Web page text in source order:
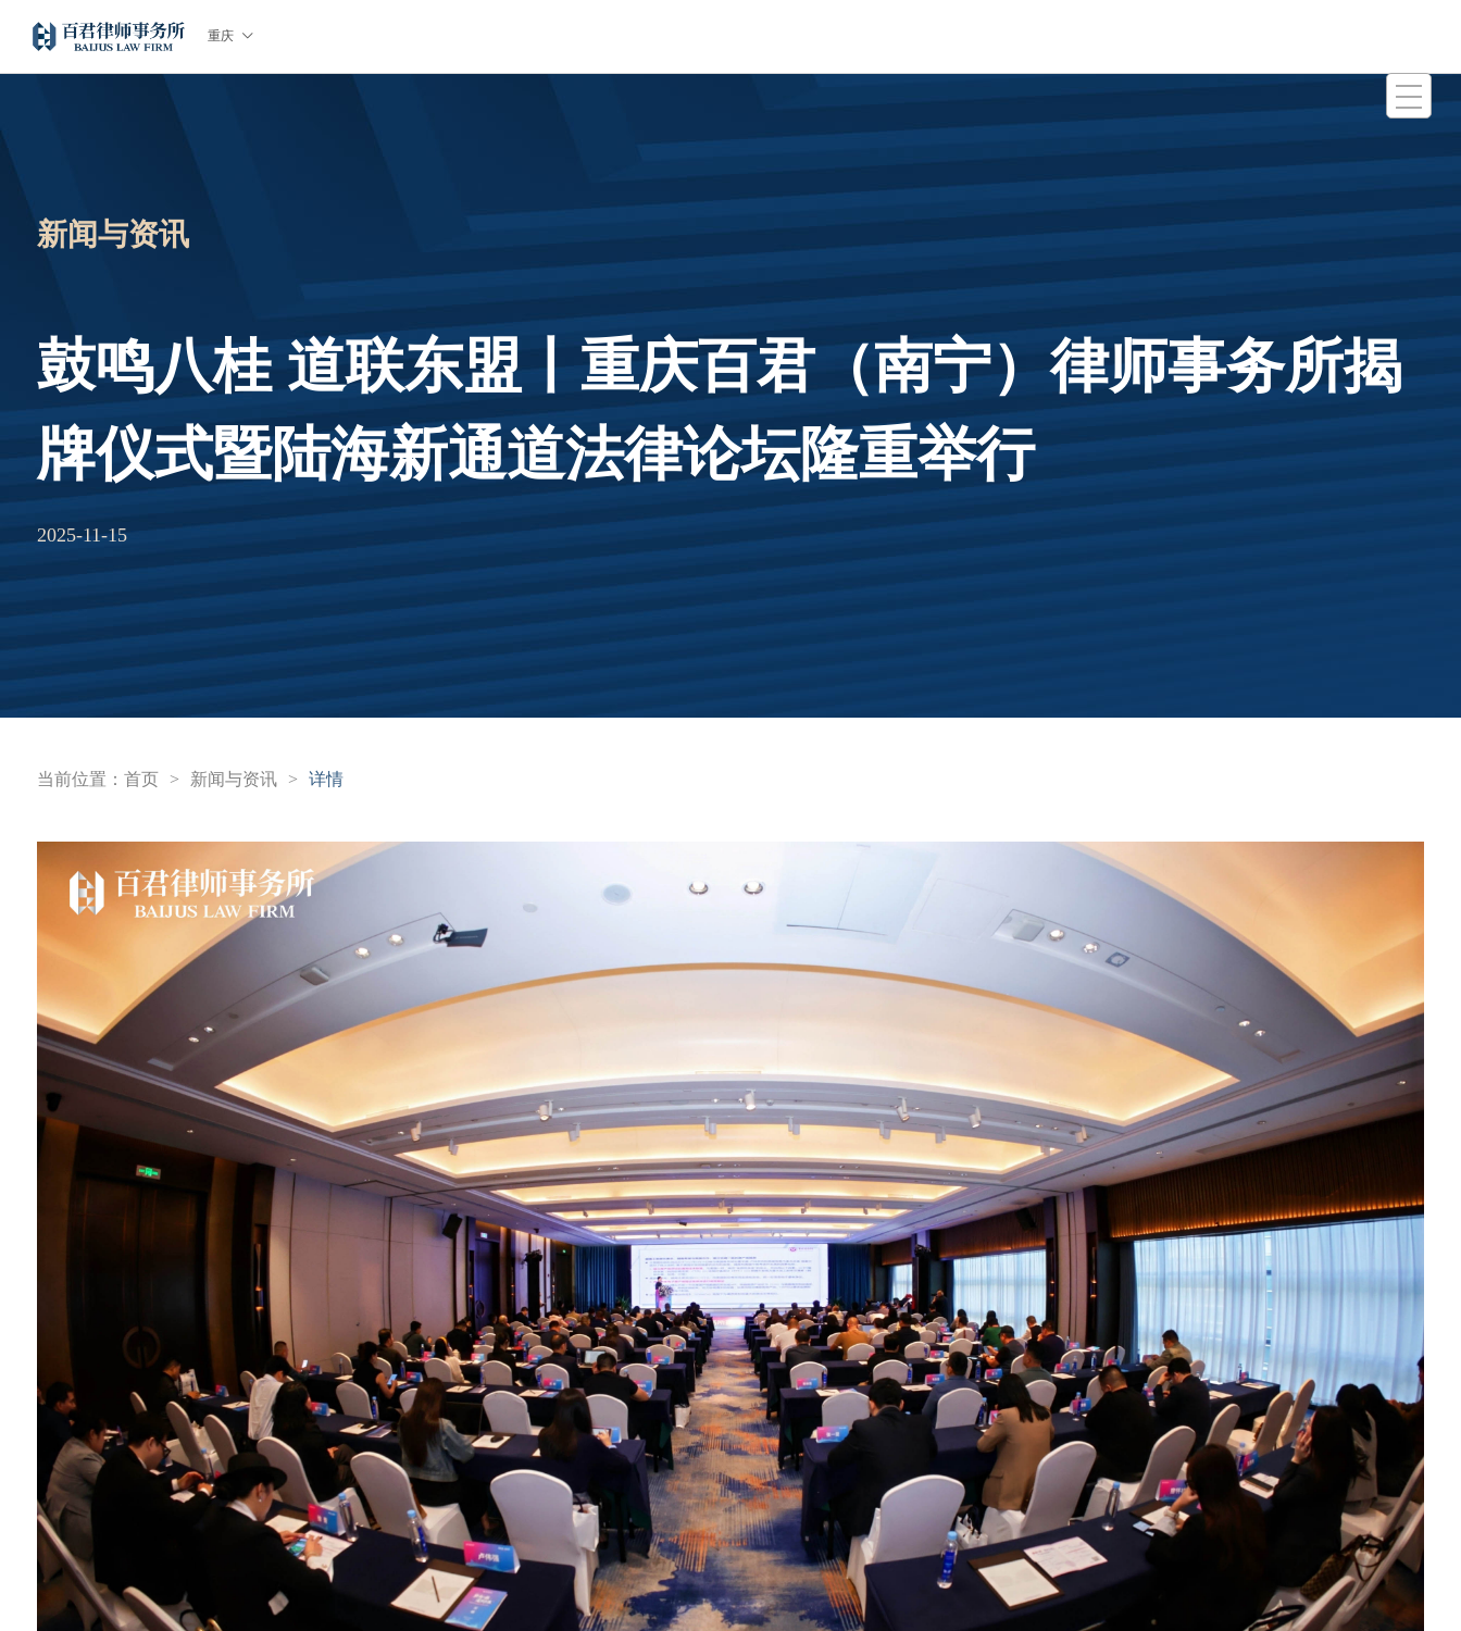
重庆 
新闻与资讯
鼓鸣八桂 道联东盟丨重庆百君（南宁）律师事务所揭
牌仪式暨陆海新通道法律论坛隆重举行
2025-11-15
当前位置： 首页 > 新闻与资讯 > 详情